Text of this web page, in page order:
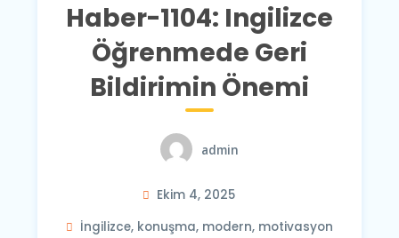
Haber-1104: Ingilizce
Öğrenmede Geri
Bildirimin Önemi
admin
Ekim 4, 2025
İngilizce, konuşma, modern, motivasyon